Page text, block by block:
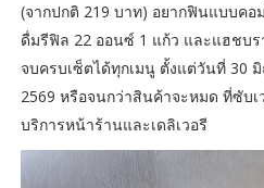
(จากปกติ 219 บาท) อยากฟินแบบคอ
ดื่มรีฟิล 22 ออนซ์ 1 แก้ว และแฮชบ
จบครบเซ็ตได้ทุกเมนู ตั้งแต่วันที่ 30
2569 หรือจนกว่าสินค้าจะหมด ที่ซับ
บริการหน้าร้านและเดลิเวอรี